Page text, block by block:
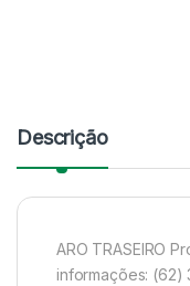
Descrição
ARO TRASEIRO
informações: (62)